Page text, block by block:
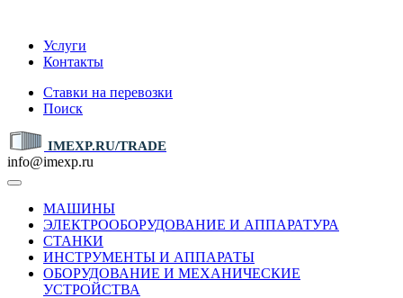
Услуги
Контакты
Ставки на перевозки
Поиск
IMEXP.RU/TRADE
info@imexp.ru
МАШИНЫ
ЭЛЕКТРООБОРУДОВАНИЕ И АППАРАТУРА
СТАНКИ
ИНСТРУМЕНТЫ И АППАРАТЫ
ОБОРУДОВАНИЕ И МЕХАНИЧЕСКИЕ
УСТРОЙСТВА